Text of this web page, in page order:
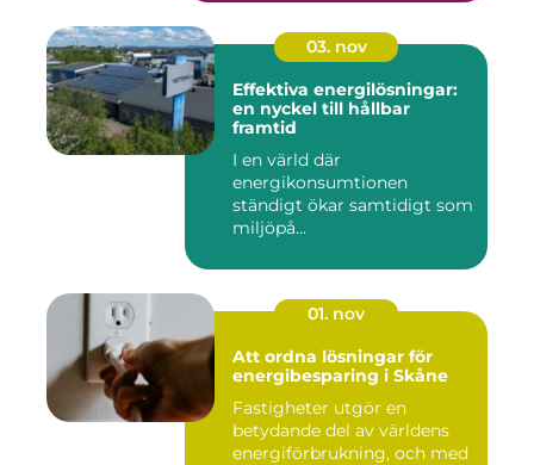
03. nov
Effektiva energilösningar:
en nyckel till hållbar
framtid
I en värld där
energikonsumtionen
ständigt ökar samtidigt som
miljöpå...
01. nov
Att ordna lösningar för
energibesparing i Skåne
Fastigheter utgör en
betydande del av världens
energiförbrukning, och med